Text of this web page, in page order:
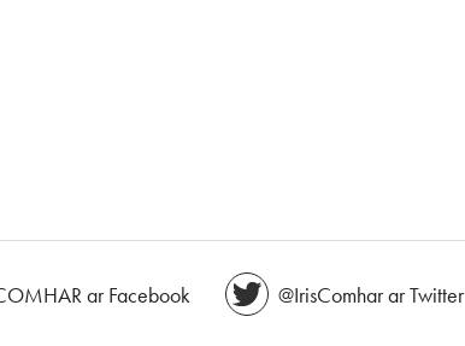
ar Facebook @IrisComhar ar Twitter